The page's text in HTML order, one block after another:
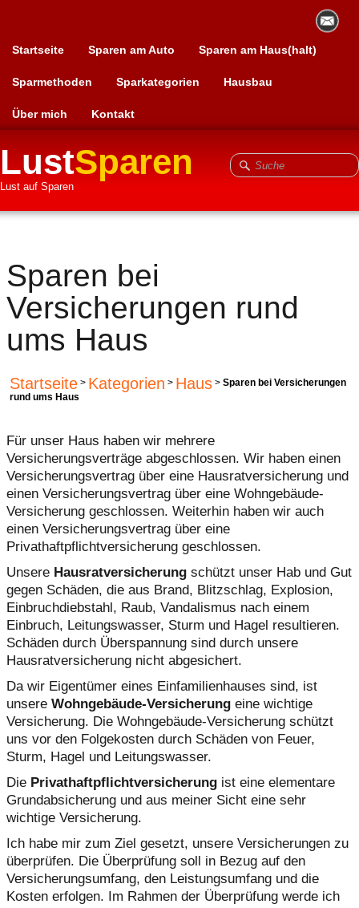
Startseite Sparen am Auto Sparen am Haus(halt)
Sparmethoden Sparkategorien Hausbau
Über mich Kontakt
LustSparen
Lust auf Sparen
Sparen bei
Versicherungen rund
ums Haus
Startseite > Kategorien > Haus > Sparen bei Versicherungen
rund ums Haus
Für unser Haus haben wir mehrere
Versicherungsverträge abgeschlossen. Wir haben einen
Versicherungsvertrag über eine Hausratversicherung und
einen Versicherungsvertrag über eine Wohngebäude-
Versicherung geschlossen. Weiterhin haben wir auch
einen Versicherungsvertrag über eine
Privathaftpflichtversicherung geschlossen.
Unsere Hausratversicherung schützt unser Hab und Gut
gegen Schäden, die aus Brand, Blitzschlag, Explosion,
Einbruchdiebstahl, Raub, Vandalismus nach einem
Einbruch, Leitungswasser, Sturm und Hagel resultieren.
Schäden durch Überspannung sind durch unsere
Hausratversicherung nicht abgesichert.
Da wir Eigentümer eines Einfamilienhauses sind, ist
unsere Wohngebäude-Versicherung eine wichtige
Versicherung. Die Wohngebäude-Versicherung schützt
uns vor den Folgekosten durch Schäden von Feuer,
Sturm, Hagel und Leitungswasser.
Die Privathaftpflichtversicherung ist eine elementare
Grundabsicherung und aus meiner Sicht eine sehr
wichtige Versicherung.
Ich habe mir zum Ziel gesetzt, unsere Versicherungen zu
überprüfen. Die Überprüfung soll in Bezug auf den
Versicherungsumfang, den Leistungsumfang und die
Kosten erfolgen. Im Rahmen der Überprüfung werde ich